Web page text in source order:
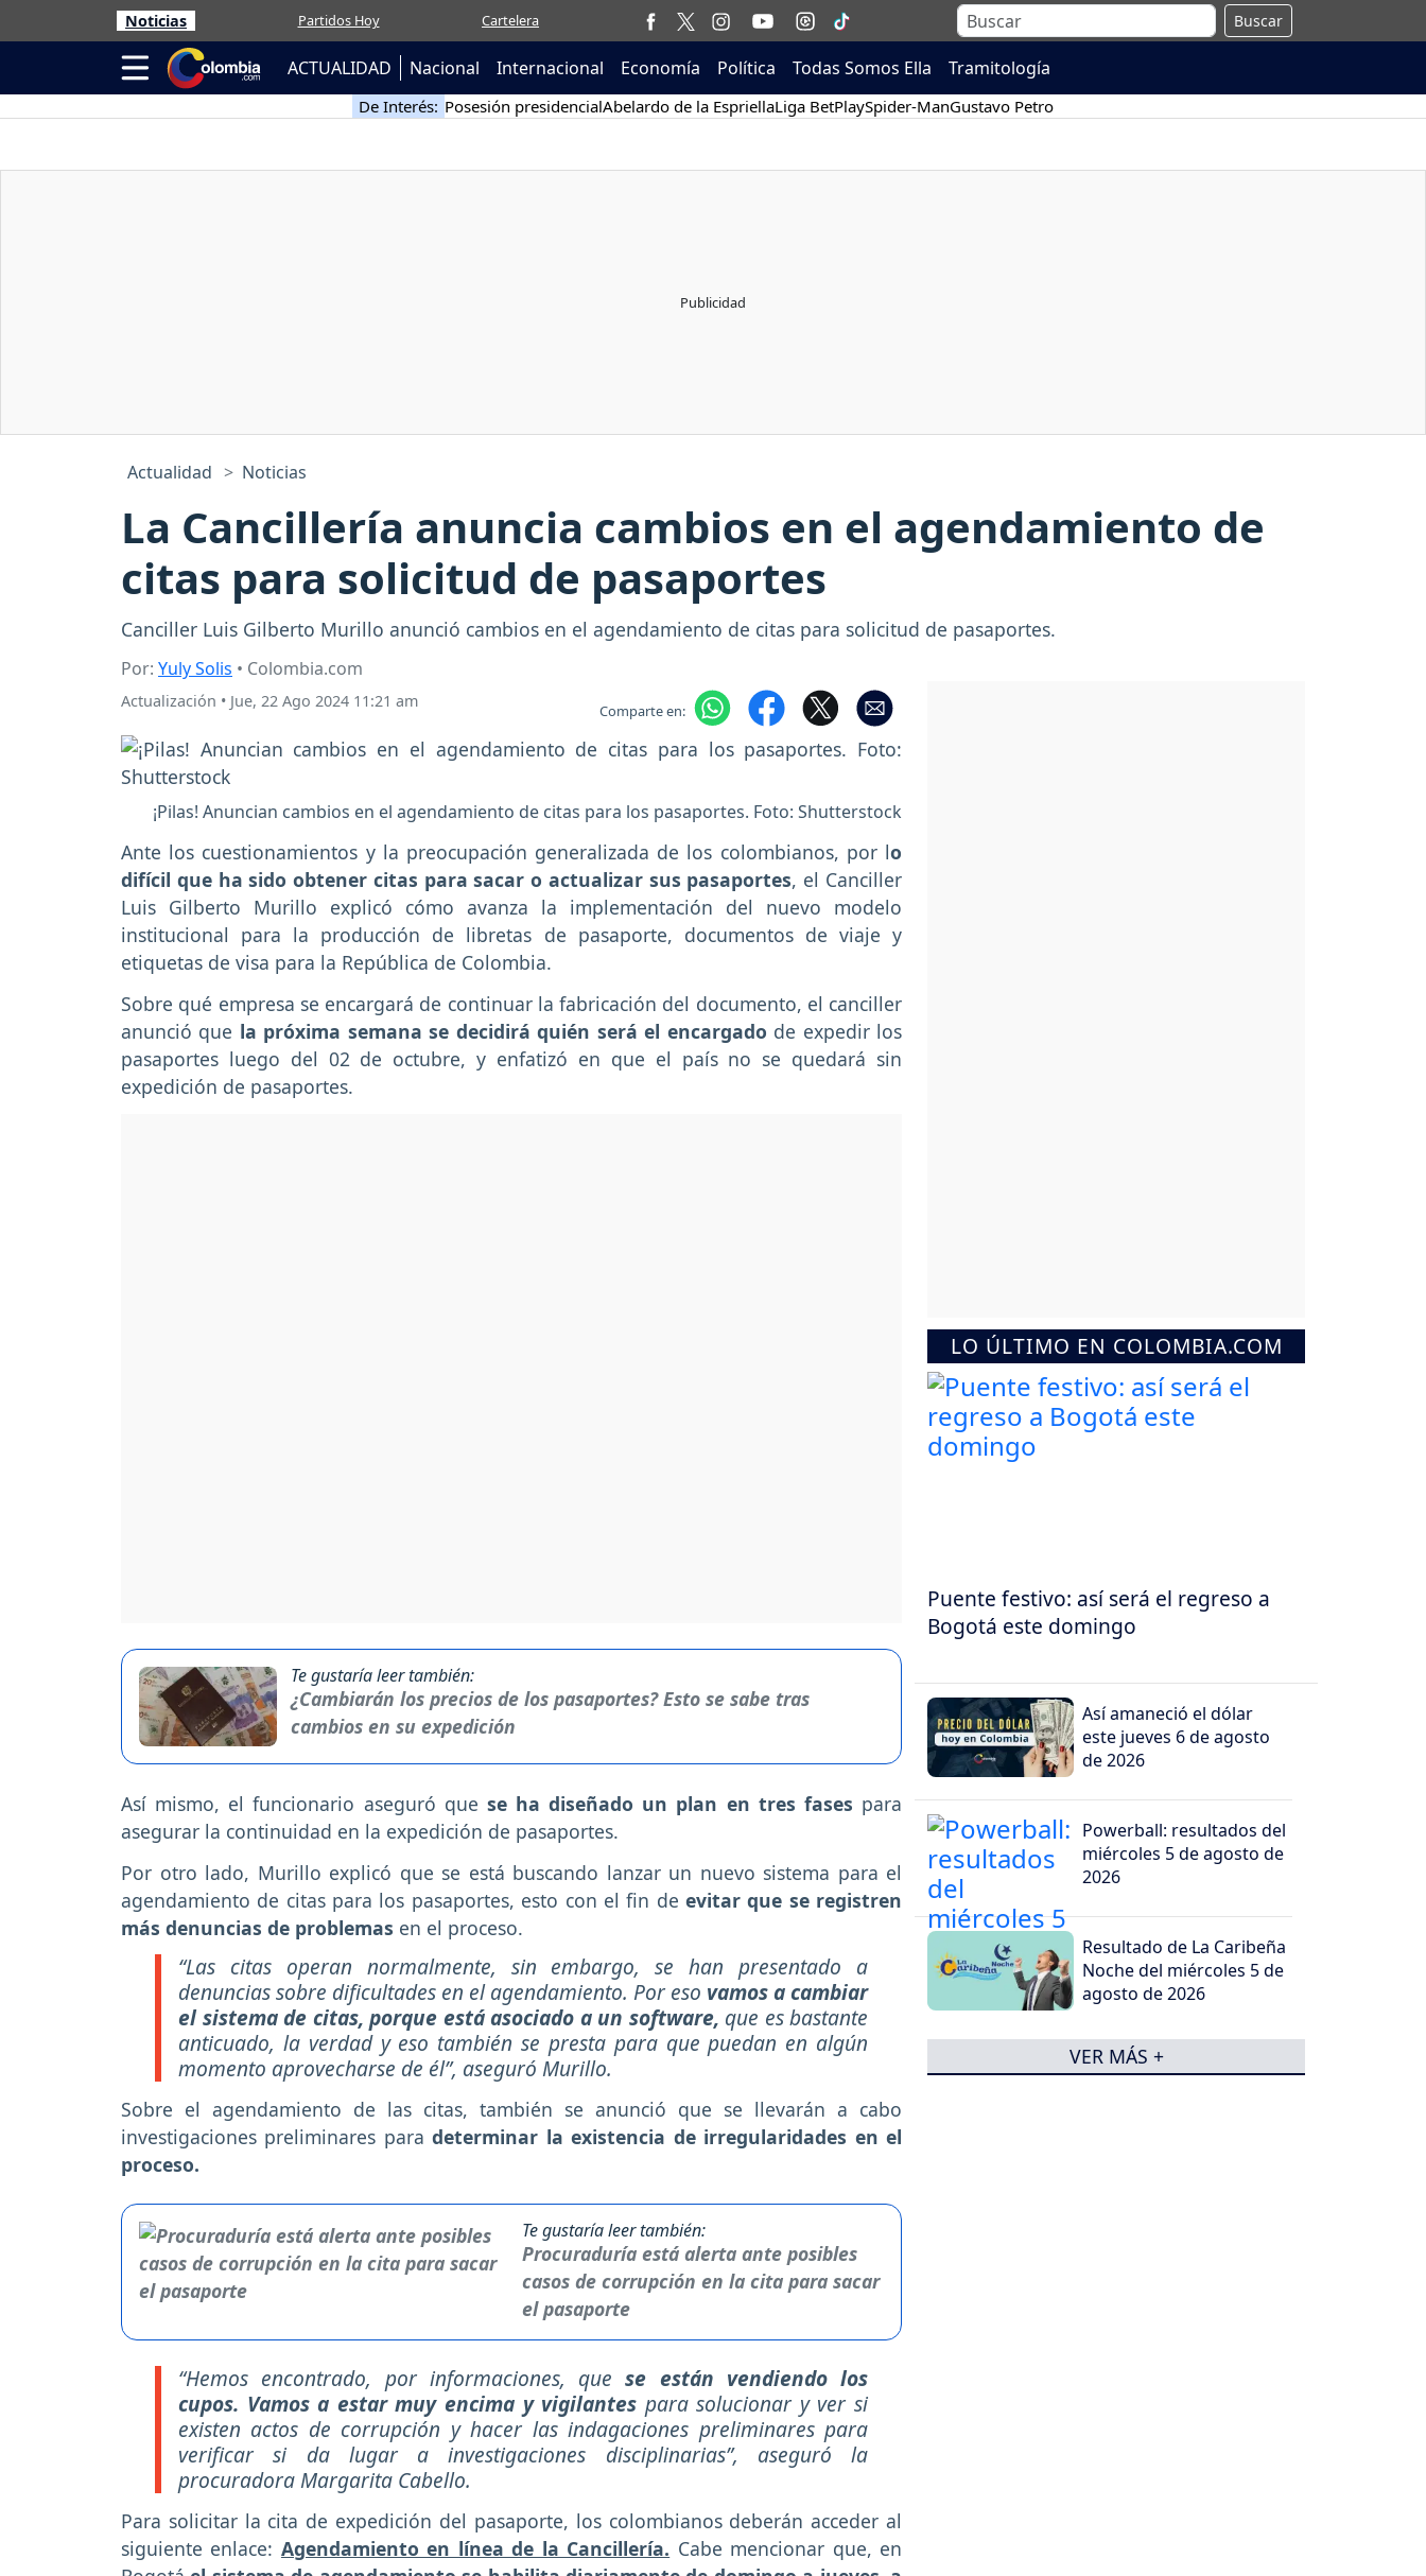
Noticias Partidos Hoy Cartelera Buscar
ACTUALIDAD Nacional Internacional Economía Política Todas Somos Ella Tramitología
De Interés: Posesión presidencialAbelardo de la EspriellaLiga BetPlaySpider-ManGustavo Petro
Actualidad Noticias
La Cancillería anuncia cambios en el agendamiento de
citas para solicitud de pasaportes
Canciller Luis Gilberto Murillo anunció cambios en el agendamiento de citas para solicitud de pasaportes.
Por: Yuly Solis • Colombia.com
Actualización • Jue, 22 Ago 2024 11:21 am Comparte en:
¡Pilas! Anuncian cambios en el agendamiento de citas para los pasaportes. Foto: Shutterstock
Ante los cuestionamientos y la preocupación generalizada de los colombianos, por lo
difícil que ha sido obtener citas para sacar o actualizar sus pasaportes, el Canciller
Luis Gilberto Murillo explicó cómo avanza la implementación del nuevo modelo
institucional para la producción de libretas de pasaporte, documentos de viaje y
etiquetas de visa para la República de Colombia.
Sobre qué empresa se encargará de continuar la fabricación del documento, el canciller
anunció que la próxima semana se decidirá quién será el encargado de expedir los
pasaportes luego del 02 de octubre, y enfatizó en que el país no se quedará sin
expedición de pasaportes.
Te gustaría leer también:
¿Cambiarán los precios de los pasaportes? Esto se sabe tras
cambios en su expedición
Así mismo, el funcionario aseguró que se ha diseñado un plan en tres fases para
asegurar la continuidad en la expedición de pasaportes.
Por otro lado, Murillo explicó que se está buscando lanzar un nuevo sistema para el
agendamiento de citas para los pasaportes, esto con el fin de evitar que se registren
más denuncias de problemas en el proceso.
“Las citas operan normalmente, sin embargo, se han presentado a
denuncias sobre dificultades en el agendamiento. Por eso vamos a cambiar
el sistema de citas, porque está asociado a un software, que es bastante
anticuado, la verdad y eso también se presta para que puedan en algún
momento aprovecharse de él”, aseguró Murillo.
Sobre el agendamiento de las citas, también se anunció que se llevarán a cabo
investigaciones preliminares paradeterminar la existencia de irregularidades en el
proceso.
Te gustaría leer también:
Procuraduría está alerta ante posibles
casos de corrupción en la cita para sacar
el pasaporte
“Hemos encontrado, por informaciones, que se están vendiendo los
cupos. Vamos a estar muy encima y vigilantes para solucionar y ver si
existen actos de corrupción y hacer las indagaciones preliminares para
verificar si da lugar a investigaciones disciplinarias”, aseguró la
procuradora Margarita Cabello.
Para solicitar la cita de expedición del pasaporte, los colombianos deberán acceder al
siguiente enlace: Agendamiento en línea de la Cancillería. Cabe mencionar que, en
LO ÚLTIMO EN COLOMBIA.COM
Puente festivo: así será el regreso a
Bogotá este domingo
Así amaneció el dólar
este jueves 6 de agosto
de 2026
Powerball: resultados del
miércoles 5 de agosto de
2026
Resultado de La Caribeña
Noche del miércoles 5 de
agosto de 2026
VER MÁS +